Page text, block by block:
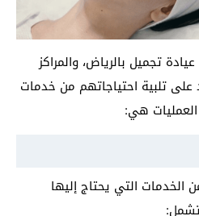
تجميل بالرياض، والمراكز
على تلبية احتياجاتهم من خدمات
العمليات هي:
التي يحتاج إليها